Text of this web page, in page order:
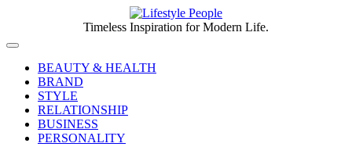
content
People
Timeless Inspiration for Modern Life.
Off
CanvasBEAUTY & HEALTH
BRAND
STYLE
RELATIONSHIP
BUSINESS
PERSONALITY